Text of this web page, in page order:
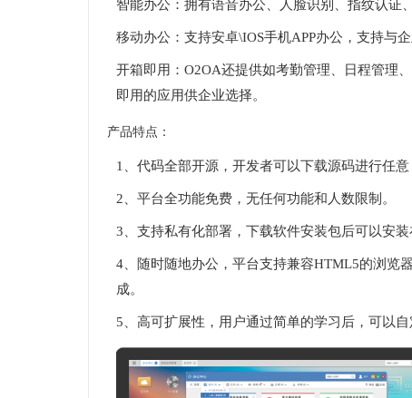
智能办公：拥有语音办公、人脸识别、指纹认证
移动办公：支持安卓\IOS手机APP办公，支持与
开箱即用：O2OA还提供如考勤管理、日程管理
即用的应用供企业选择。
产品特点：
1、代码全部开源，开发者可以下载源码进行任意
2、平台全功能免费，无任何功能和人数限制。
3、支持私有化部署，下载软件安装包后可以安
4、随时随地办公，平台支持兼容HTML5的浏览
成。
5、高可扩展性，用户通过简单的学习后，可以